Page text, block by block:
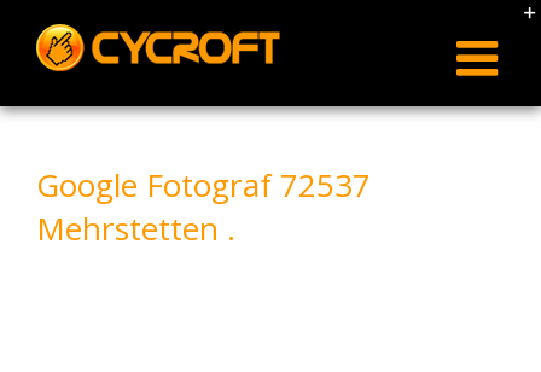
content
Google Fotograf 72537
Mehrstetten .